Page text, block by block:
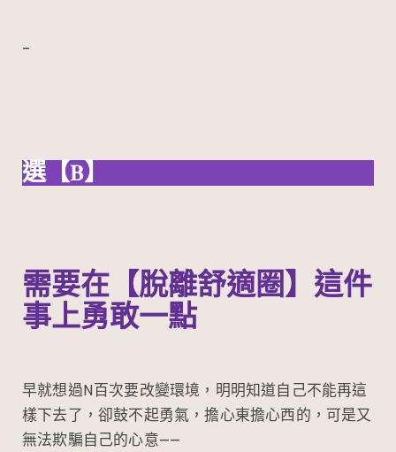
–
選【B】
需要在【脫離舒適圈】這件
事上勇敢一點
早就想過N百次要改變環境，明明知道自己不能再這
樣下去了，卻鼓不起勇氣，擔心東擔心西的，可是又
無法欺騙自己的心意——